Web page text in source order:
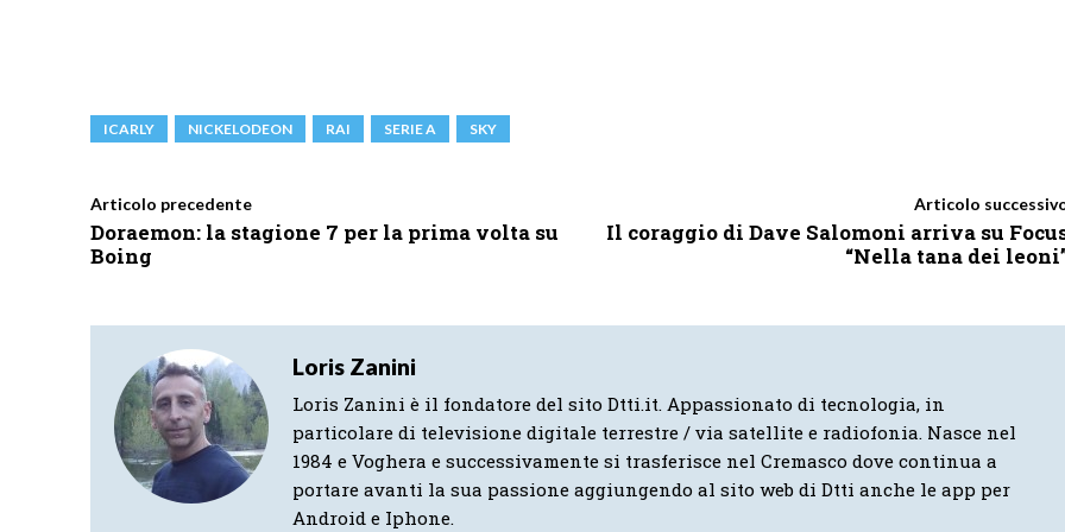
ICARLY NICKELODEON RAI SERIE A SKY
Articolo precedente
Doraemon: la stagione 7 per la prima volta su
Boing
Articolo
Il coraggio di Dave Salomoni arriva su
“Nella tana dei
Loris Zanini
Loris Zanini è il fondatore del sito Dtti.it. Appassionato di tecnologia, in
particolare di televisione digitale terrestre / via satellite e radiofonia. Nasce nel
1984 e Voghera e successivamente si trasferisce nel Cremasco dove continua a
portare avanti la sua passione aggiungendo al sito web di Dtti anche le app per
Android e Iphone.